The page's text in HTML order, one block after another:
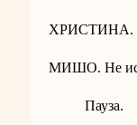
ХРИСТИНА.
МИШО. Не
Пауза.